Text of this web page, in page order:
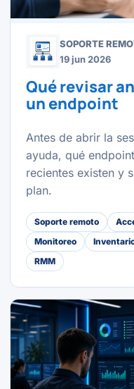
SOPORTE
19 jun 2026
Qué revisar
un endpoint
Antes de abrir la
ayuda, qué
recientes existen y
plan.
Soporte remoto
Monitoreo
RMM